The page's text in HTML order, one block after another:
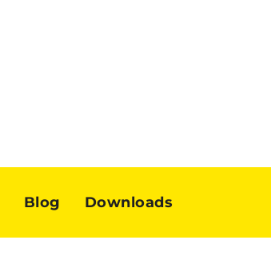
Blog Downloads